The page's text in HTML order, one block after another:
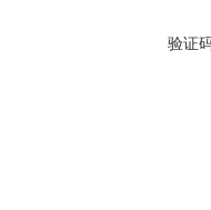
验证